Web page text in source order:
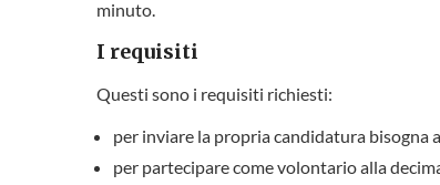
minuto.
I requisiti
Questi sono i requisiti richiesti:
per inviare la propria candidatura bisogna
per partecipare come volontario alla